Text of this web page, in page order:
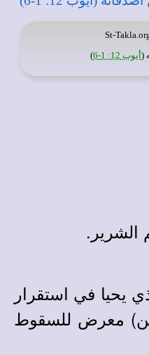
St-
(أيوب 12: 1-6 )
الشرير.
يحيا في استقرار
معرض للسقوط